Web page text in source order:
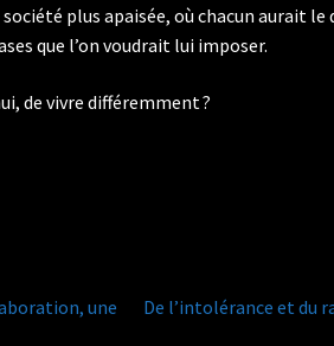
plus apaisée, où chacun aurait
que l’on voudrait lui imposer.
de vivre différemment ?
une
Article
De l’intolérance et du